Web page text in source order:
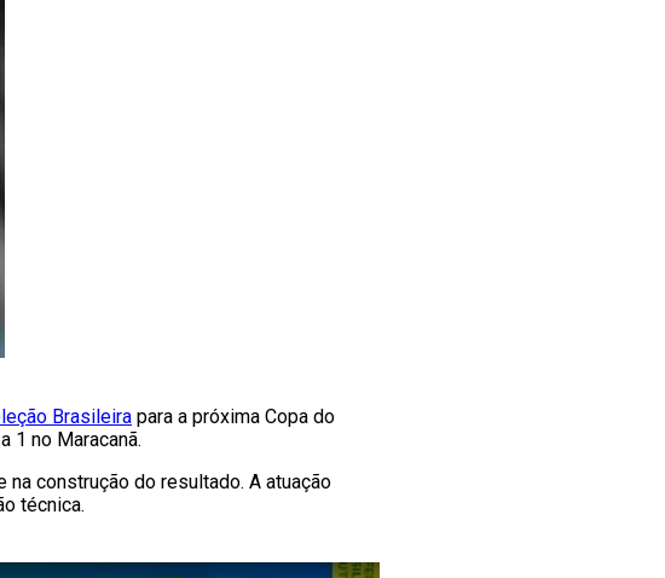
Brasileira para a próxima Copa do
1 no Maracanã.
construção do resultado. A atuação
técnica.